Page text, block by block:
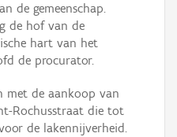
de gemeenschap.
de hof van de
hart van het
de procurator.
met de aankoop van
Rochusstraat die tot
de lakennijverheid.